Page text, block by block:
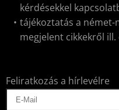
kérdésekkel
tájékoztatás a német-
megjelent cikkekről
Feliratkozás a hírlevélre